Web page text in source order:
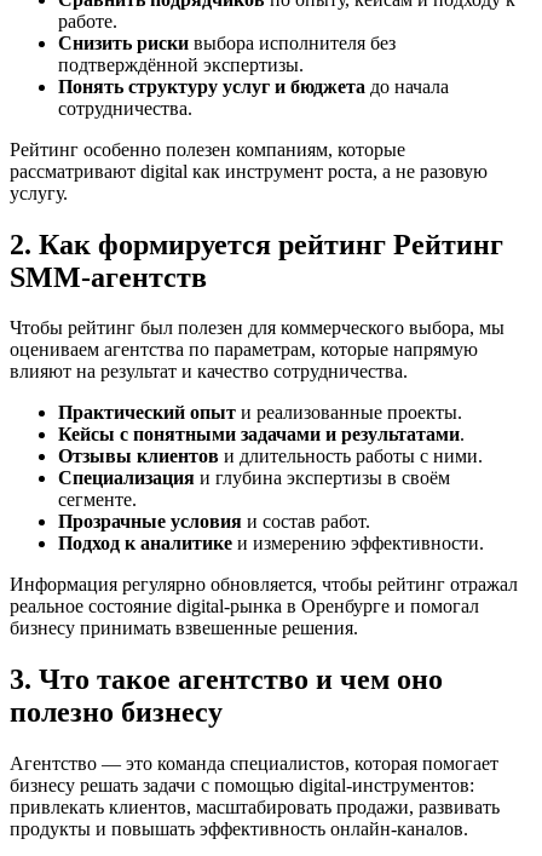
работе.
Снизить риски выбора исполнителя без
подтверждённой экспертизы.
Понять структуру услуг и бюджета до начала
сотрудничества.
Рейтинг особенно полезен компаниям, которые
рассматривают digital как инструмент роста, а не разовую
услугу.
2. Как формируется рейтинг Рейтинг
SMM‑агентств
Чтобы рейтинг был полезен для коммерческого выбора, мы
оцениваем агентства по параметрам, которые напрямую
влияют на результат и качество сотрудничества.
Практический опыт и реализованные проекты.
Кейсы с понятными задачами и результатами.
Отзывы клиентов и длительность работы с ними.
Специализация и глубина экспертизы в своём
сегменте.
Прозрачные условия и состав работ.
Подход к аналитике и измерению эффективности.
Информация регулярно обновляется, чтобы рейтинг отражал
реальное состояние digital-рынка в Оренбурге и помогал
бизнесу принимать взвешенные решения.
3. Что такое агентство и чем оно
полезно бизнесу
Агентство — это команда специалистов, которая помогает
бизнесу решать задачи с помощью digital-инструментов:
привлекать клиентов, масштабировать продажи, развивать
продукты и повышать эффективность онлайн-каналов.